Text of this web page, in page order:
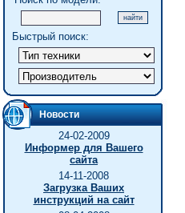
Быстрый поиск:
Новости
24-02-2009
Информер для Вашего
сайта
14-11-2008
Загрузка Ваших
инструкций на сайт